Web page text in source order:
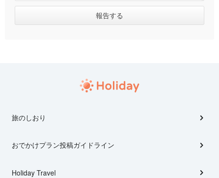
旅のしおり
おでかけプラン投稿ガイドライン
Holiday Travel